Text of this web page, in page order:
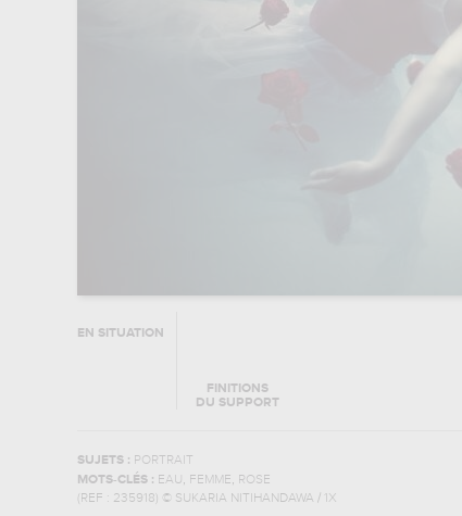
EN SITUATION
FINITIONS
DU SUPPORT
SUJETS : PORTRAIT
MOTS-CLÉS : EAU, FEMME, ROSE
(REF : 235918) © SUKARIA NITIHANDAWA / 1X